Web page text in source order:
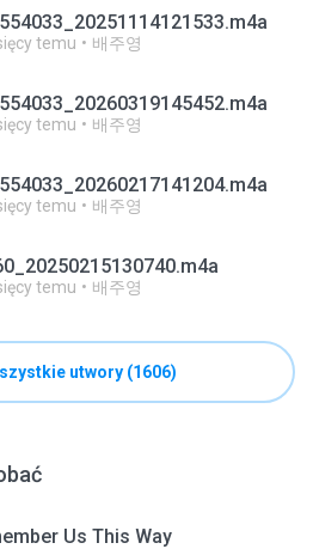
temu 배주영
temu 배주영
temu 배주영
temu 배주영
utwory (1606)
Us This Way